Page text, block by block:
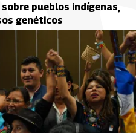
pueblos indígenas,
genéticos